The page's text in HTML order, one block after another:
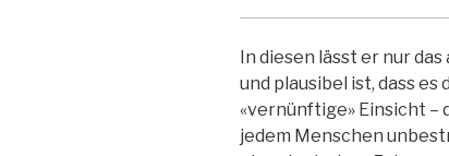
In diesen lässt er nur
und plausibel ist, dass
«vernünftige» Einsicht –
jedem Menschen